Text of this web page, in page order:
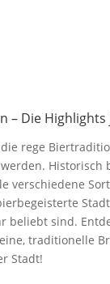
– Die Highlights
rege
Historisch
verschiedene
beliebt sind.
traditionelle
Stadt!